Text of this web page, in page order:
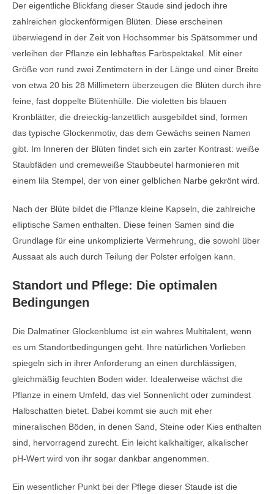
Der eigentliche Blickfang dieser Staude sind jedoch ihre
zahlreichen glockenförmigen Blüten. Diese erscheinen
überwiegend in der Zeit von Hochsommer bis Spätsommer und
verleihen der Pflanze ein lebhaftes Farbspektakel. Mit einer
Größe von rund zwei Zentimetern in der Länge und einer Breite
von etwa 20 bis 28 Millimetern überzeugen die Blüten durch ihre
feine, fast doppelte Blütenhülle. Die violetten bis blauen
Kronblätter, die dreieckig-lanzettlich ausgebildet sind, formen
das typische Glockenmotiv, das dem Gewächs seinen Namen
gibt. Im Inneren der Blüten findet sich ein zarter Kontrast: weiße
Staubfäden und cremeweiße Staubbeutel harmonieren mit
einem lila Stempel, der von einer gelblichen Narbe gekrönt wird.
Nach der Blüte bildet die Pflanze kleine Kapseln, die zahlreiche
elliptische Samen enthalten. Diese feinen Samen sind die
Grundlage für eine unkomplizierte Vermehrung, die sowohl über
Aussaat als auch durch Teilung der Polster erfolgen kann.
Standort und Pflege: Die optimalen
Bedingungen
Die Dalmatiner Glockenblume ist ein wahres Multitalent, wenn
es um Standortbedingungen geht. Ihre natürlichen Vorlieben
spiegeln sich in ihrer Anforderung an einen durchlässigen,
gleichmäßig feuchten Boden wider. Idealerweise wächst die
Pflanze in einem Umfeld, das viel Sonnenlicht oder zumindest
Halbschatten bietet. Dabei kommt sie auch mit eher
mineralischen Böden, in denen Sand, Steine oder Kies enthalten
sind, hervorragend zurecht. Ein leicht kalkhaltiger, alkalischer
pH-Wert wird von ihr sogar dankbar angenommen.
Ein wesentlicher Punkt bei der Pflege dieser Staude ist die